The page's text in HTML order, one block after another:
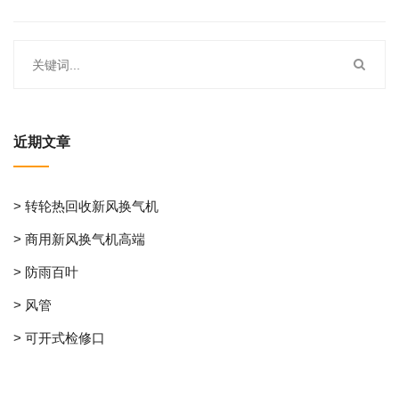
近期文章
> 转轮热回收新风换气机
> 商用新风换气机高端
> 防雨百叶
> 风管
> 可开式检修口